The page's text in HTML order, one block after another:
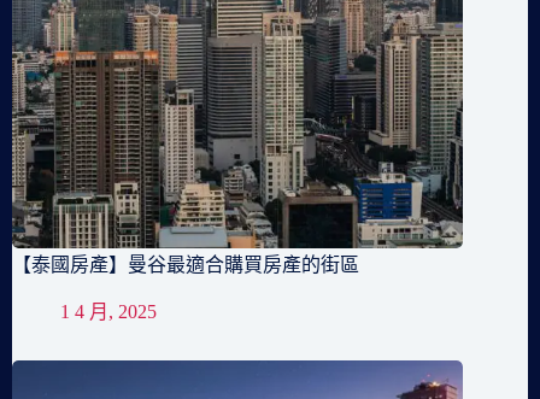
【泰國房產】曼谷最適合購買房產的街區
1 4 月, 2025